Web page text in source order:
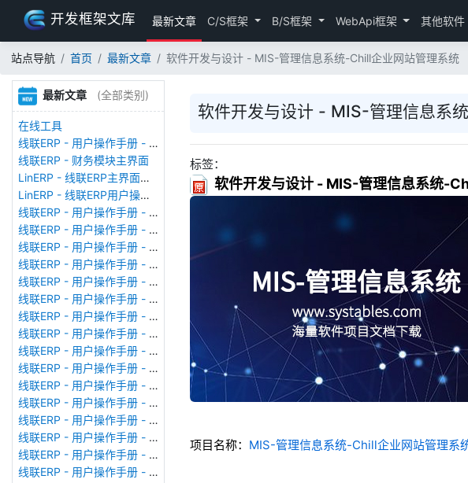
开发框架文库 最新文章 C/S框架 B/S框架 WebApi框架 其他软件
站点导航 首页 最新文章 软件开发与设计 - MIS-管理信息系统-Chill企业网站管理系统
最新文章 (全部类别)
在线工具
线联ERP - 用户操作手册 - 存货期初
线联ERP - 财务模块主界面
LinERP - 线联ERP主界面（HOME）
LinERP - 线联ERP用户操作手册 - 系统登陆
线联ERP - 用户操作手册 - 查看在线用户
线联ERP - 用户操作手册 - 数据备份
线联ERP - 用户操作手册 - 工厂管理
线联ERP - 用户操作手册 - 帐套管理
线联ERP - 用户操作手册 - 语种设置
线联ERP - 用户操作手册 - 国际化多语言
线联ERP - 用户操作手册 - 报表管理
线联ERP - 用户操作手册 - 字段名管理
线联ERP - 用户操作手册 - 模块管理
线联ERP - 用户操作手册 - 广播消息
线联ERP - 用户操作手册 - 审计日志
线联ERP - 用户操作手册 - 公司资料设置
线联ERP - 用户操作手册 - 系统参数设置
线联ERP - 用户操作手册 - 单据类型
线联ERP - 用户操作手册 - 号码规则
线联ERP - 用户操作手册 - 功能菜单
软件开发与设计 - MIS-管理信息系
标签：
软件开发与设计 - MIS-管理信息系统-
项目名称： MIS-管理信息系统-Chill企业网站管理系